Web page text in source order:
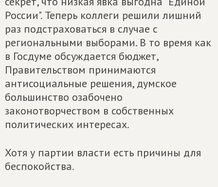
России". Теперь коллеги решили лишний
раз подстраховаться в случае с
региональными выборами. В то время как
в Госдуме обсуждается бюджет,
Правительством принимаются
антисоциальные решения, думское
большинство озабочено
законотворчеством в собственных
политических интересах.
Хотя у партии власти есть причины для
беспокойства.